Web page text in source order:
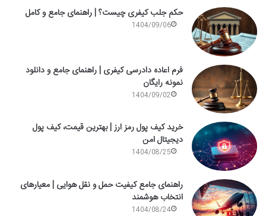
حکم جلب کیفری چیست؟ | راهنمای جامع و کامل
1404/09/06
فرم اعاده دادرسی کیفری | راهنمای جامع و دانلود
نمونه رایگان
1404/09/02
خرید کیف پول رمز ارز | بهترین قیمت، کیف پول
دیجیتال امن
1404/08/25
راهنمای جامع کیفیت حمل و نقل هوایی | معیارهای
انتخاب هوشمند
1404/08/24